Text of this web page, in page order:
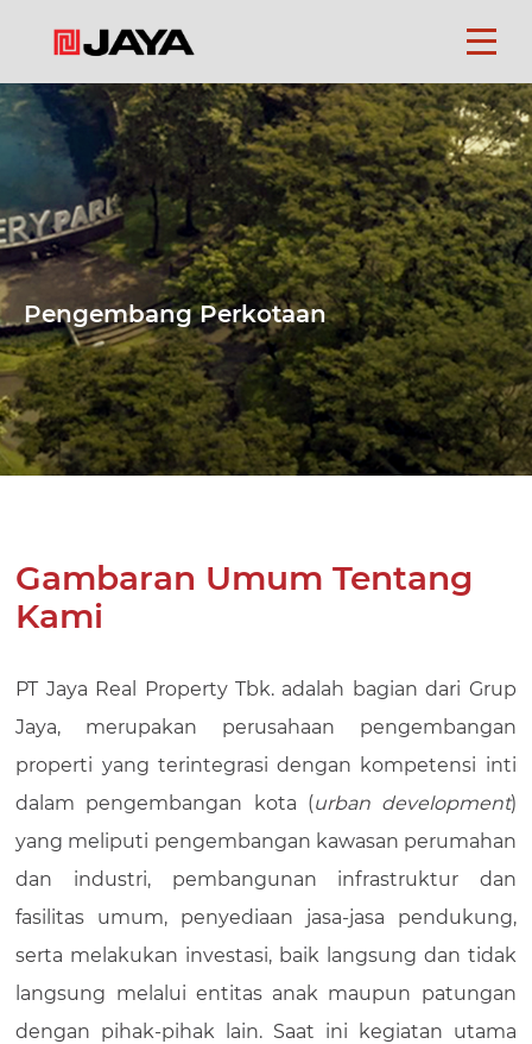
Beranda
Tentang
Kami
Perusahaan
Yayasan
Karir
Kontak
Pengembang Perkotaan
Gambaran Umum Tentang
Kami
PT Jaya Real Property Tbk. adalah bagian dari Grup
Jaya, merupakan perusahaan pengembangan
properti yang terintegrasi dengan kompetensi inti
dalam pengembangan kota (urban development)
yang meliputi pengembangan kawasan perumahan
dan industri, pembangunan infrastruktur dan
fasilitas umum, penyediaan jasa-jasa pendukung,
serta melakukan investasi, baik langsung dan tidak
langsung melalui entitas anak maupun patungan
dengan pihak-pihak lain. Saat ini kegiatan utama